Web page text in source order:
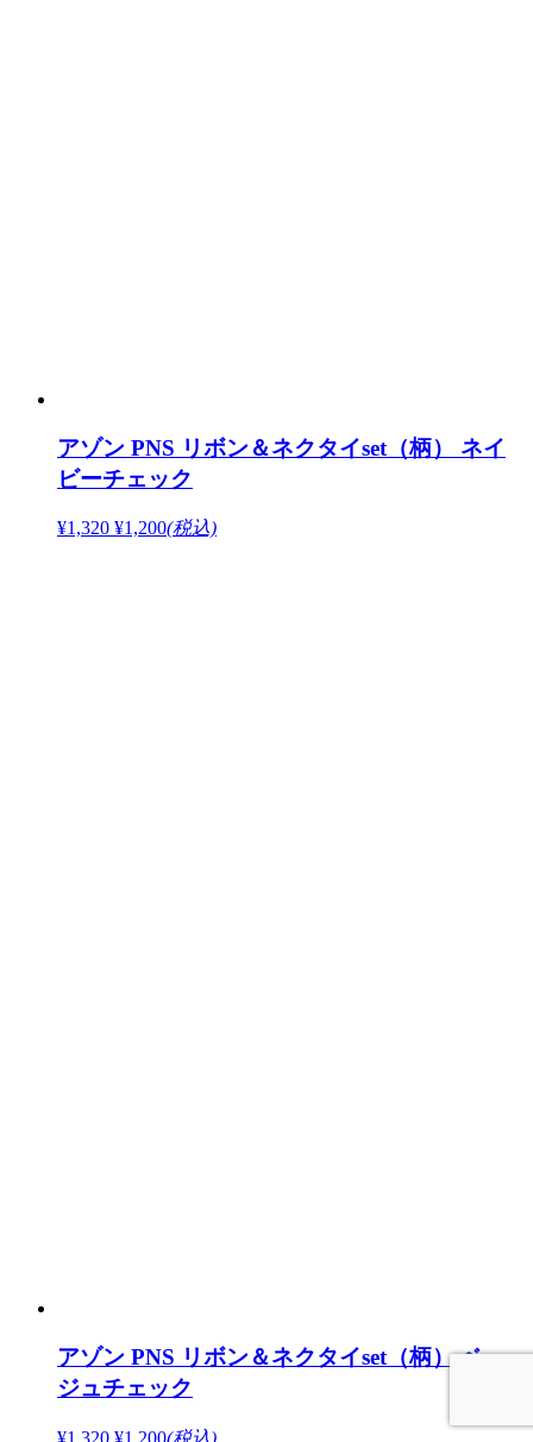
アゾン PNS リボン＆ネクタイset（柄） ネイ
ビーチェック
¥1,320 ¥1,200(税込)
アゾン PNS リボン＆ネクタイset（柄） ベー
ジュチェック
¥1,320 ¥1,200(税込)